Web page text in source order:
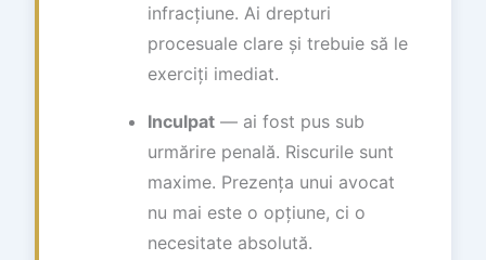
infracțiune. Ai drepturi
procesuale clare și trebuie să le
exerciți imediat.
Inculpat — ai fost pus sub
urmărire penală. Riscurile sunt
maxime. Prezența unui avocat
nu mai este o opțiune, ci o
necesitate absolută.